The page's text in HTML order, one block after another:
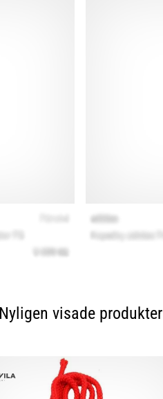
Nyligen visade produkter